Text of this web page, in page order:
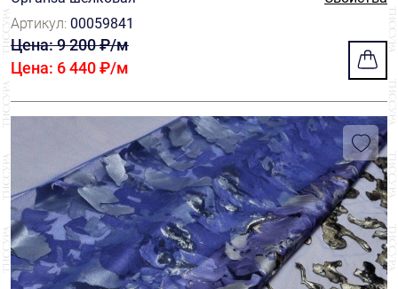
Артикул: 00059841
Цена: 9 200 ₽/м
Цена: 6 440 ₽/м